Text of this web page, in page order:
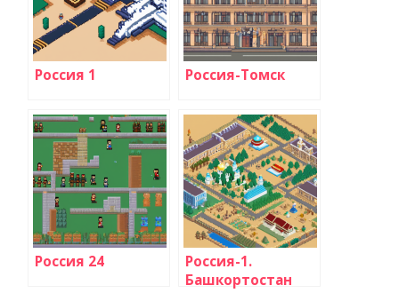
Россия 1 Россия-Томск
Россия 24
Россия-1.
Башкортостан